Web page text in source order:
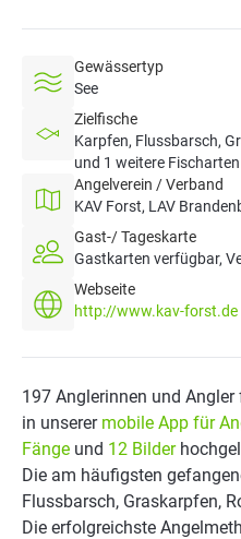
Gewässertyp
See
Zielfische
Karpfen, Flussbarsch,
und 1 weitere Fischarten
Angelverein / Verband
KAV Forst, LAV
Gast-/ Tageskarte
Gastkarten verfügbar,
Webseite
http://www.kav-forst.de
197 Anglerinnen und
in unserer mobile App für
Fänge und 12 Bilder
Die am häufigsten
Flussbarsch, Graskarpfen,
Die erfolgreichste